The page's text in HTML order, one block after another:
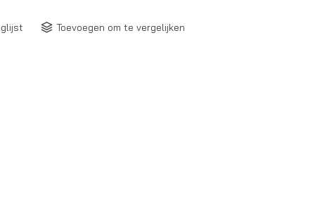
Toevoegen om te vergelijken